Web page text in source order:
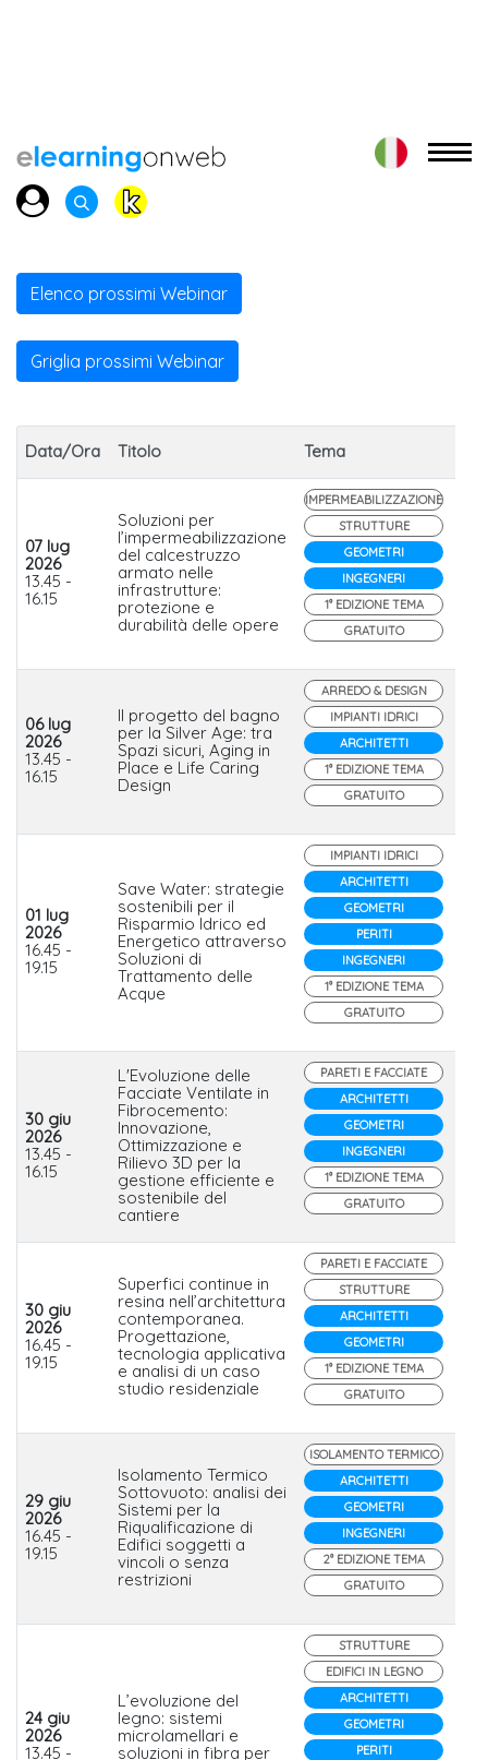
Elenco prossimi Webinar
Griglia prossimi Webinar
Data/Ora Titolo Tema
07 lug
2026
13.45 -
16.15
Soluzioni per
l’impermeabilizzazione
del calcestruzzo
armato nelle
infrastrutture:
protezione e
durabilità delle opere
IMPERMEABILIZZAZIONE
STRUTTURE
GEOMETRI
INGEGNERI
1° EDIZIONE TEMA
GRATUITO
06 lug
2026
13.45 -
16.15
Il progetto del bagno
per la Silver Age: tra
Spazi sicuri, Aging in
Place e Life Caring
Design
ARREDO & DESIGN
IMPIANTI IDRICI
ARCHITETTI
1° EDIZIONE TEMA
GRATUITO
01 lug
2026
16.45 -
19.15
Save Water: strategie
sostenibili per il
Risparmio Idrico ed
Energetico attraverso
Soluzioni di
Trattamento delle
Acque
IMPIANTI IDRICI
ARCHITETTI
GEOMETRI
PERITI
INGEGNERI
1° EDIZIONE TEMA
GRATUITO
30 giu
2026
13.45 -
16.15
L'Evoluzione delle
Facciate Ventilate in
Fibrocemento:
Innovazione,
Ottimizzazione e
Rilievo 3D per la
gestione efficiente e
sostenibile del
cantiere
PARETI E FACCIATE
ARCHITETTI
GEOMETRI
INGEGNERI
1° EDIZIONE TEMA
GRATUITO
30 giu
2026
16.45 -
19.15
Superfici continue in
resina nell’architettura
contemporanea.
Progettazione,
tecnologia applicativa
e analisi di un caso
studio residenziale
PARETI E FACCIATE
STRUTTURE
ARCHITETTI
GEOMETRI
1° EDIZIONE TEMA
GRATUITO
29 giu
2026
16.45 -
19.15
Isolamento Termico
Sottovuoto: analisi dei
Sistemi per la
Riqualificazione di
Edifici soggetti a
vincoli o senza
restrizioni
ISOLAMENTO TERMICO
ARCHITETTI
GEOMETRI
INGEGNERI
2° EDIZIONE TEMA
GRATUITO
24 giu
2026
13.45 -
L’evoluzione del
legno: sistemi
microlamellari e
soluzioni in fibra per
STRUTTURE
EDIFICI IN LEGNO
ARCHITETTI
GEOMETRI
PERITI